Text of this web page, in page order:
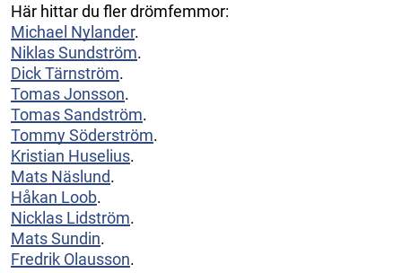
Här hittar du fler drömfemmor:
Michael Nylander.
Niklas Sundström.
Dick Tärnström.
Tomas Jonsson.
Tomas Sandström.
Tommy Söderström.
Kristian Huselius.
Mats Näslund.
Håkan Loob.
Nicklas Lidström.
Mats Sundin.
Fredrik Olausson.